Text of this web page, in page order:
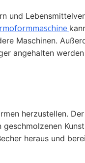
und
Maschinen.
angehalten
herzustellen.
heraus und